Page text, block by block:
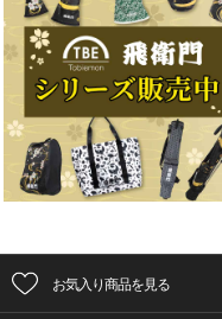
お気入り商品を見る